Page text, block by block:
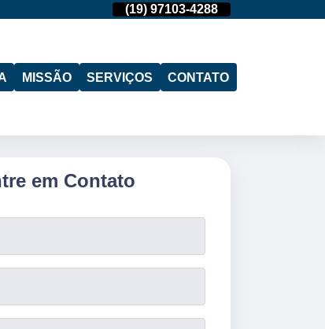
(19) 97103-4288
MISSÃO SERVIÇOS CONTATO
em Contato